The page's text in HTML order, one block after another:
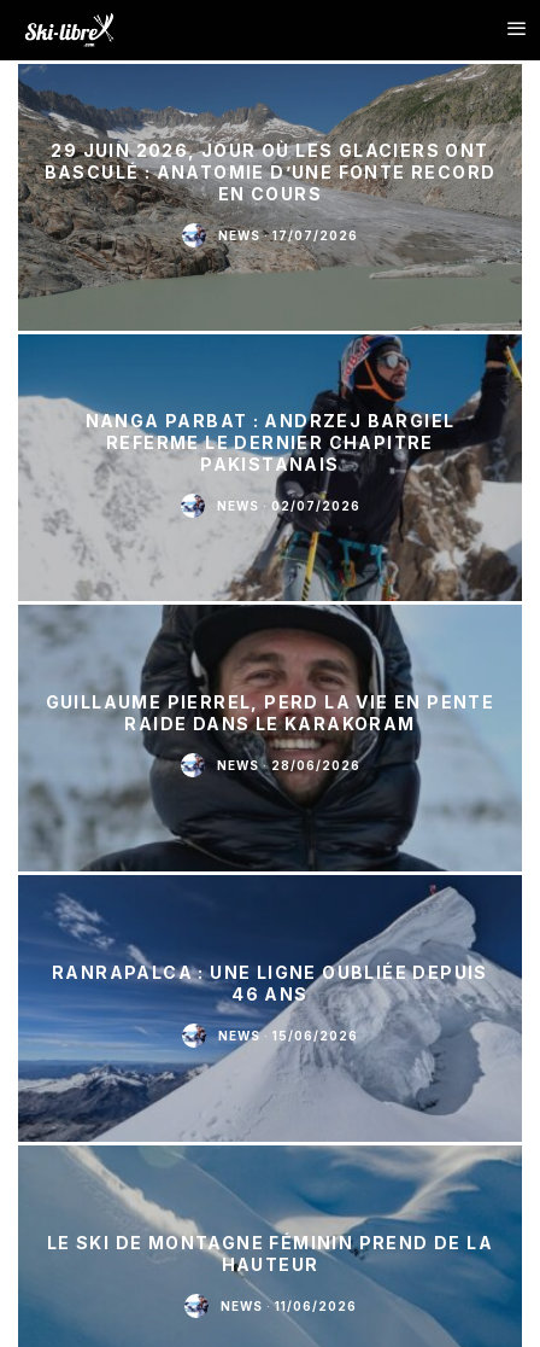
29 JUIN 2026, JOUR OÙ LES GLACIERS ONT
BASCULÉ : ANATOMIE D’UNE FONTE RECORD
EN COURS
NEWS · 17/07/2026
NANGA PARBAT : ANDRZEJ BARGIEL
REFERME LE DERNIER CHAPITRE
PAKISTANAIS
NEWS · 02/07/2026
GUILLAUME PIERREL, PERD LA VIE EN PENTE
RAIDE DANS LE KARAKORAM
NEWS · 28/06/2026
RANRAPALCA : UNE LIGNE OUBLIÉE DEPUIS
46 ANS
NEWS · 15/06/2026
LE SKI DE MONTAGNE FÉMININ PREND DE LA
HAUTEUR
NEWS · 11/06/2026